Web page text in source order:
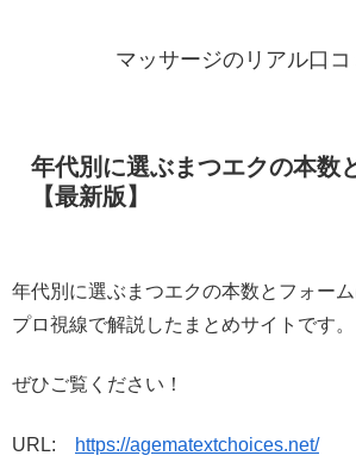
マッサージのリアル口コ
年代別に選ぶまつエクの本数
【最新版】
年代別に選ぶまつエクの本数とフォー
プロ視線で解説したまとめサイトです。
ぜひご覧ください！
URL: https://agematextchoices.net/